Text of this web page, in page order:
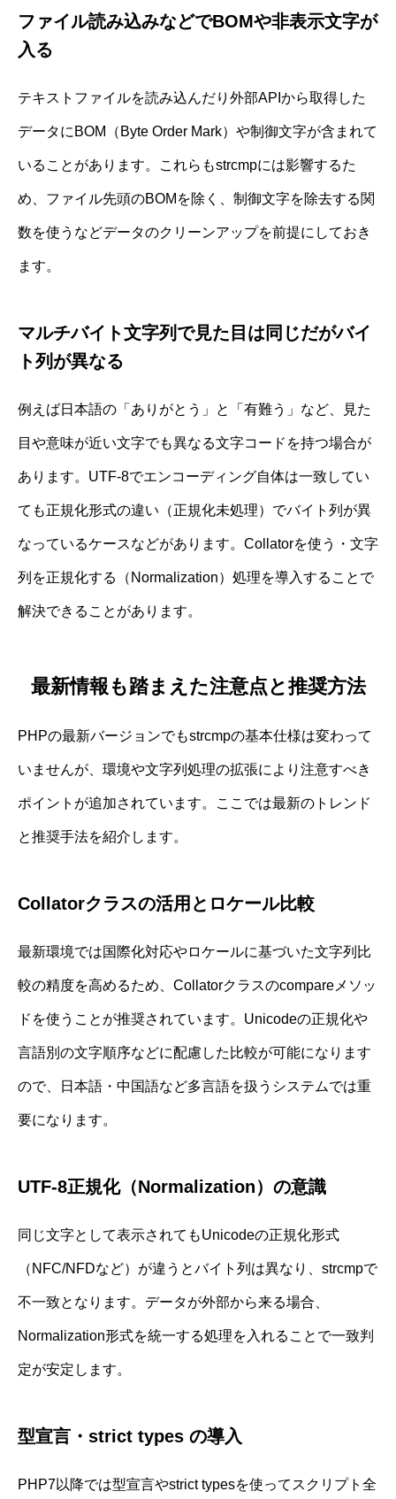
ファイル読み込みなどでBOMや非表示文字が
入る
テキストファイルを読み込んだり外部APIから取得した
データにBOM（Byte Order Mark）や制御文字が含まれて
いることがあります。これらもstrcmpには影響するた
め、ファイル先頭のBOMを除く、制御文字を除去する関
数を使うなどデータのクリーンアップを前提にしておき
ます。
マルチバイト文字列で見た目は同じだがバイ
ト列が異なる
例えば日本語の「ありがとう」と「有難う」など、見た
目や意味が近い文字でも異なる文字コードを持つ場合が
あります。UTF-8でエンコーディング自体は一致してい
ても正規化形式の違い（正規化未処理）でバイト列が異
なっているケースなどがあります。Collatorを使う・文字
列を正規化する（Normalization）処理を導入することで
解決できることがあります。
最新情報も踏まえた注意点と推奨方法
PHPの最新バージョンでもstrcmpの基本仕様は変わって
いませんが、環境や文字列処理の拡張により注意すべき
ポイントが追加されています。ここでは最新のトレンド
と推奨手法を紹介します。
Collatorクラスの活用とロケール比較
最新環境では国際化対応やロケールに基づいた文字列比
較の精度を高めるため、Collatorクラスのcompareメソッ
ドを使うことが推奨されています。Unicodeの正規化や
言語別の文字順序などに配慮した比較が可能になります
ので、日本語・中国語など多言語を扱うシステムでは重
要になります。
UTF-8正規化（Normalization）の意識
同じ文字として表示されてもUnicodeの正規化形式
（NFC/NFDなど）が違うとバイト列は異なり、strcmpで
不一致となります。データが外部から来る場合、
Normalization形式を統一する処理を入れることで一致判
定が安定します。
型宣言・strict types の導入
PHP7以降では型宣言やstrict typesを使ってスクリプト全